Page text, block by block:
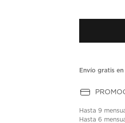
Envío gratis
Hasta9
Hasta6